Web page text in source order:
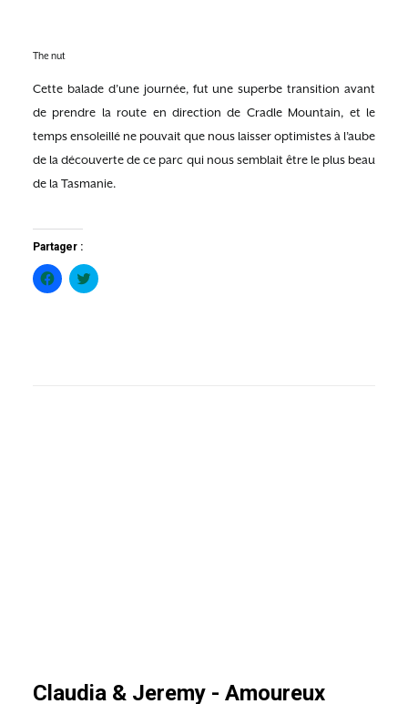
The nut
Cette balade d’une journée, fut une superbe transition avant
de prendre la route en direction de Cradle Mountain, et le
temps ensoleillé ne pouvait que nous laisser optimistes à l’aube
de la découverte de ce parc qui nous semblait être le plus beau
de la Tasmanie.
Partager :
Cliquez
pour
Cliquez
pour
Claudia & Jeremy - Amoureux